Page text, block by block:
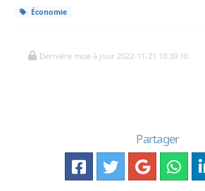
Économie
Dernière mise à jour 2022-11-21 10:39:10
Partager